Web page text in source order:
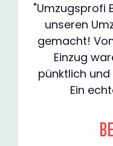
"Umzugsprofi
unseren
gemacht!
Einzug
pünktlich
Ein